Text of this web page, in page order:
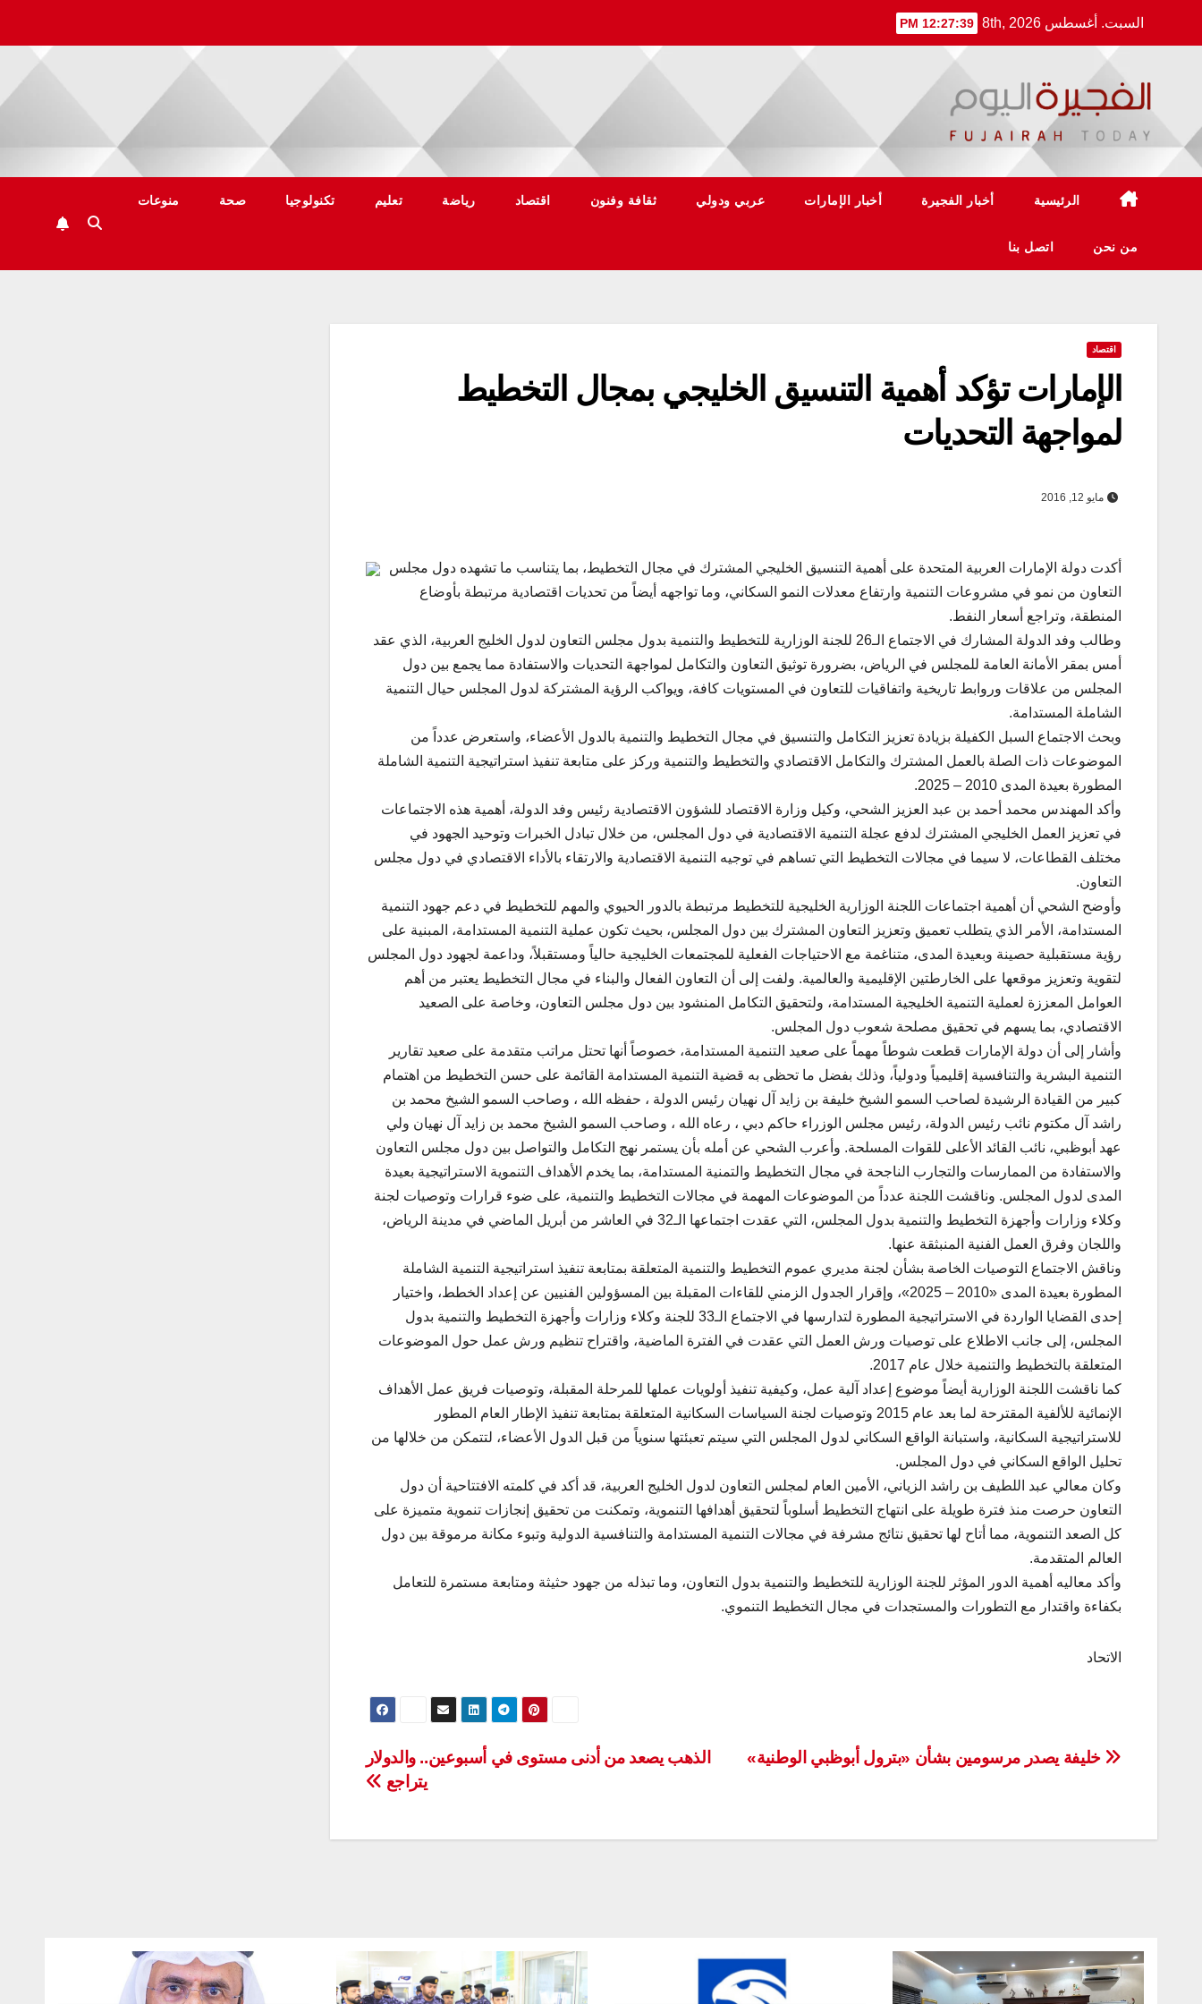
السبت. أغسطس 8th, 2026 12:27:39 PM
الرئيسية أخبار الفجيرة أخبار الإمارات عربي ودولي ثقافة وفنون اقتصاد رياضة تعليم تكنولوجيا صحة منوعات
من نحن اتصل بنا
اقتصاد
الإمارات تؤكد أهمية التنسيق الخليجي بمجال التخطيط
لمواجهة التحديات
مايو 12, 2016
أكدت دولة الإمارات العربية المتحدة على أهمية التنسيق الخليجي المشترك في مجال التخطيط، بما يتناسب ما تشهده دول مجلس
التعاون من نمو في مشروعات التنمية وارتفاع معدلات النمو السكاني، وما تواجهه أيضاً من تحديات اقتصادية مرتبطة بأوضاع
المنطقة، وتراجع أسعار النفط.
وطالب وفد الدولة المشارك في الاجتماع الـ26 للجنة الوزارية للتخطيط والتنمية بدول مجلس التعاون لدول الخليج العربية، الذي عقد
أمس بمقر الأمانة العامة للمجلس في الرياض، بضرورة توثيق التعاون والتكامل لمواجهة التحديات والاستفادة مما يجمع بين دول
المجلس من علاقات وروابط تاريخية واتفاقيات للتعاون في المستويات كافة، ويواكب الرؤية المشتركة لدول المجلس حيال التنمية
الشاملة المستدامة.
وبحث الاجتماع السبل الكفيلة بزيادة تعزيز التكامل والتنسيق في مجال التخطيط والتنمية بالدول الأعضاء، واستعرض عدداً من
الموضوعات ذات الصلة بالعمل المشترك والتكامل الاقتصادي والتخطيط والتنمية وركز على متابعة تنفيذ استراتيجية التنمية الشاملة
المطورة بعيدة المدى 2010 – 2025.
وأكد المهندس محمد أحمد بن عبد العزيز الشحي، وكيل وزارة الاقتصاد للشؤون الاقتصادية رئيس وفد الدولة، أهمية هذه الاجتماعات
في تعزيز العمل الخليجي المشترك لدفع عجلة التنمية الاقتصادية في دول المجلس، من خلال تبادل الخبرات وتوحيد الجهود في
مختلف القطاعات، لا سيما في مجالات التخطيط التي تساهم في توجيه التنمية الاقتصادية والارتقاء بالأداء الاقتصادي في دول مجلس
التعاون.
وأوضح الشحي أن أهمية اجتماعات اللجنة الوزارية الخليجية للتخطيط مرتبطة بالدور الحيوي والمهم للتخطيط في دعم جهود التنمية
المستدامة، الأمر الذي يتطلب تعميق وتعزيز التعاون المشترك بين دول المجلس، بحيث تكون عملية التنمية المستدامة، المبنية على
رؤية مستقبلية حصينة وبعيدة المدى، متناغمة مع الاحتياجات الفعلية للمجتمعات الخليجية حالياً ومستقبلاً، وداعمة لجهود دول المجلس
لتقوية وتعزيز موقعها على الخارطتين الإقليمية والعالمية. ولفت إلى أن التعاون الفعال والبناء في مجال التخطيط يعتبر من أهم
العوامل المعززة لعملية التنمية الخليجية المستدامة، ولتحقيق التكامل المنشود بين دول مجلس التعاون، وخاصة على الصعيد
الاقتصادي، بما يسهم في تحقيق مصلحة شعوب دول المجلس.
وأشار إلى أن دولة الإمارات قطعت شوطاً مهماً على صعيد التنمية المستدامة، خصوصاً أنها تحتل مراتب متقدمة على صعيد تقارير
التنمية البشرية والتنافسية إقليمياً ودولياً، وذلك بفضل ما تحظى به قضية التنمية المستدامة القائمة على حسن التخطيط من اهتمام
كبير من القيادة الرشيدة لصاحب السمو الشيخ خليفة بن زايد آل نهيان رئيس الدولة ، حفظه الله ، وصاحب السمو الشيخ محمد بن
راشد آل مكتوم نائب رئيس الدولة، رئيس مجلس الوزراء حاكم دبي ، رعاه الله ، وصاحب السمو الشيخ محمد بن زايد آل نهيان ولي
عهد أبوظبي، نائب القائد الأعلى للقوات المسلحة. وأعرب الشحي عن أمله بأن يستمر نهج التكامل والتواصل بين دول مجلس التعاون
والاستفادة من الممارسات والتجارب الناجحة في مجال التخطيط والتمنية المستدامة، بما يخدم الأهداف التنموية الاستراتيجية بعيدة
المدى لدول المجلس. وناقشت اللجنة عدداً من الموضوعات المهمة في مجالات التخطيط والتنمية، على ضوء قرارات وتوصيات لجنة
وكلاء وزارات وأجهزة التخطيط والتنمية بدول المجلس، التي عقدت اجتماعها الـ32 في العاشر من أبريل الماضي في مدينة الرياض،
واللجان وفرق العمل الفنية المنبثقة عنها.
وناقش الاجتماع التوصيات الخاصة بشأن لجنة مديري عموم التخطيط والتنمية المتعلقة بمتابعة تنفيذ استراتيجية التنمية الشاملة
المطورة بعيدة المدى «2010 – 2025»، وإقرار الجدول الزمني للقاءات المقبلة بين المسؤولين الفنيين عن إعداد الخطط، واختيار
إحدى القضايا الواردة في الاستراتيجية المطورة لتدارسها في الاجتماع الـ33 للجنة وكلاء وزارات وأجهزة التخطيط والتنمية بدول
المجلس، إلى جانب الاطلاع على توصيات ورش العمل التي عقدت في الفترة الماضية، واقتراح تنظيم ورش عمل حول الموضوعات
المتعلقة بالتخطيط والتنمية خلال عام 2017.
كما ناقشت اللجنة الوزارية أيضاً موضوع إعداد آلية عمل، وكيفية تنفيذ أولويات عملها للمرحلة المقبلة، وتوصيات فريق عمل الأهداف
الإنمائية للألفية المقترحة لما بعد عام 2015 وتوصيات لجنة السياسات السكانية المتعلقة بمتابعة تنفيذ الإطار العام المطور
للاستراتيجية السكانية، واستبانة الواقع السكاني لدول المجلس التي سيتم تعبئتها سنوياً من قبل الدول الأعضاء، لتتمكن من خلالها من
تحليل الواقع السكاني في دول المجلس.
وكان معالي عبد اللطيف بن راشد الزياني، الأمين العام لمجلس التعاون لدول الخليج العربية، قد أكد في كلمته الافتتاحية أن دول
التعاون حرصت منذ فترة طويلة على انتهاج التخطيط أسلوباً لتحقيق أهدافها التنموية، وتمكنت من تحقيق إنجازات تنموية متميزة على
كل الصعد التنموية، مما أتاح لها تحقيق نتائج مشرفة في مجالات التنمية المستدامة والتنافسية الدولية وتبوء مكانة مرموقة بين دول
العالم المتقدمة.
وأكد معاليه أهمية الدور المؤثر للجنة الوزارية للتخطيط والتنمية بدول التعاون، وما تبذله من جهود حثيثة ومتابعة مستمرة للتعامل
بكفاءة واقتدار مع التطورات والمستجدات في مجال التخطيط التنموي.
الاتحاد
تصفّح
الذهب يصعد من أدنى مستوى في أسبوعين.. والدولار
يتراجع
خليفة يصدر مرسومين بشأن «بترول أبوظبي الوطنية»